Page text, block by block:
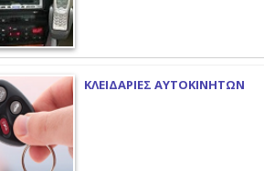
ΚΛΕΙΔΑΡΙΕΣ ΑΥΤΟΚΙΝΗΤΩΝ